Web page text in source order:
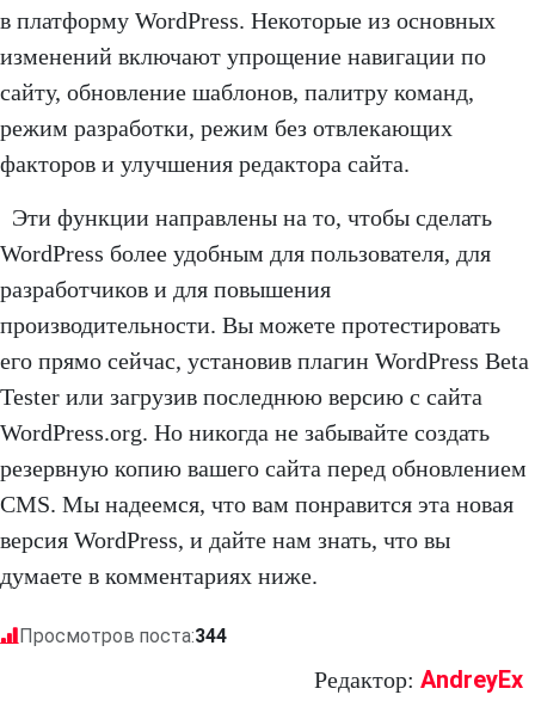
в платформу WordPress. Некоторые из основных
изменений включают упрощение навигации по
сайту, обновление шаблонов, палитру команд,
режим разработки, режим без отвлекающих
факторов и улучшения редактора сайта.
Эти функции направлены на то, чтобы сделать
WordPress более удобным для пользователя, для
разработчиков и для повышения
производительности. Вы можете протестировать
его прямо сейчас, установив плагин WordPress Beta
Tester или загрузив последнюю версию с сайта
WordPress.org. Но никогда не забывайте создать
резервную копию вашего сайта перед обновлением
CMS. Мы надеемся, что вам понравится эта новая
версия WordPress, и дайте нам знать, что вы
думаете в комментариях ниже.
Просмотров поста:344
Редактор: AndreyEx